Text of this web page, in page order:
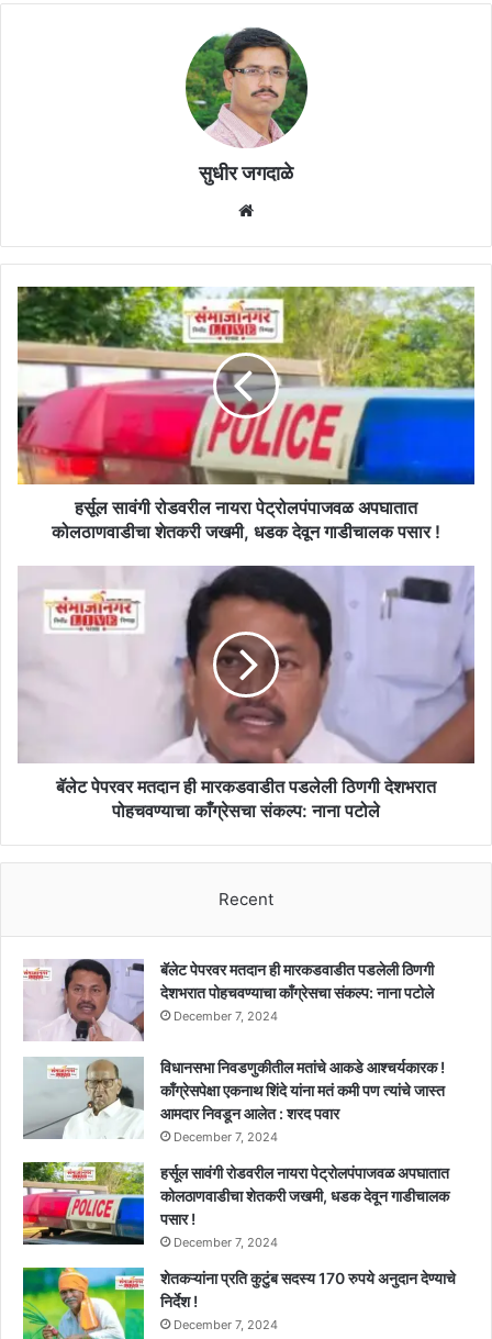
सुधीर जगदाळे
हर्सूल
सावंगी
रोडवरील
नायरा
पेट्रोलपंपाजवळ
अपघातात
कोलठाणवाडीचा
शेतकरी
जखमी,
हर्सूल सावंगी रोडवरील नायरा पेट्रोलपंपाजवळ अपघातात
कोलठाणवाडीचा शेतकरी जखमी, धडक देवून गाडीचालक पसार !
पेपरवर
पडलेली
पोहचवण्याचा
काँग्रेसचाबॅलेट पेपरवर मतदान ही मारकडवाडीत पडलेली ठिणगी देशभरात
पोहचवण्याचा काँग्रेसचा संकल्प: नाना पटोले
Recent
बॅलेट पेपरवर मतदान ही मारकडवाडीत पडलेली ठिणगी
देशभरात पोहचवण्याचा काँग्रेसचा संकल्प: नाना पटोले
December 7, 2024
विधानसभा निवडणुकीतील मतांचे आकडे आश्चर्यकारक !
काँग्रेसपेक्षा एकनाथ शिंदे यांना मतं कमी पण त्यांचे जास्त
आमदार निवडून आलेत : शरद पवार
December 7, 2024
हर्सूल सावंगी रोडवरील नायरा पेट्रोलपंपाजवळ अपघातात
कोलठाणवाडीचा शेतकरी जखमी, धडक देवून गाडीचालक
पसार !
December 7, 2024
शेतकऱ्यांना प्रति कुटुंब सदस्य 170 रुपये अनुदान देण्याचे
निर्देश !
December 7, 2024